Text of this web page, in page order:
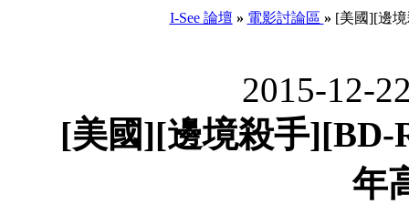
I-See 論壇 » 電影討論區 » [美國][邊
2015-12-
[美國][邊境殺手][BD-
年